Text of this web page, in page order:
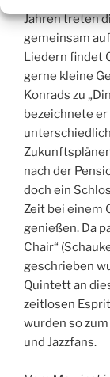
Jahren treten
gemeinsam
Liedern findet
gerne kleine
Konrads zu
bezeichnete
nach der
doch ein
Zeit bei einem
genießen. Da
Chair“
geschrieben
Quintett an
zeitlosen
wurden so
und Jazzfans.